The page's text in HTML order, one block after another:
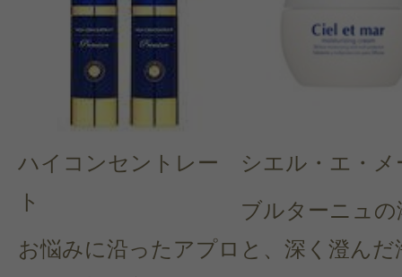
ハイコンセントレー
ト
お悩みに沿ったアプロ
シエル・エ・メ
ブルターニュの
と、深く澄んだ